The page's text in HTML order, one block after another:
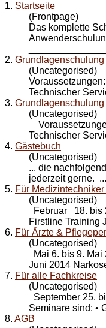
1. Startseite
(Frontpage)
Das komplette
Anwender
2.
(Uncategorised)
Technischer
3.
(Uncategorised)
Technischer
4. Gästebuch
(Uncategorised)
... die
jederzeit gerne. ...
5. Für
(Uncategorised)
Februar 18. bis
Firstline Training
6. Für Ärzte &
(Uncategorised)
Mai 6. bis 9.
Juni 2014
7. Für alle Fachkreise
(Uncategorised)
September 25.
Seminare sind: •
8. AGB